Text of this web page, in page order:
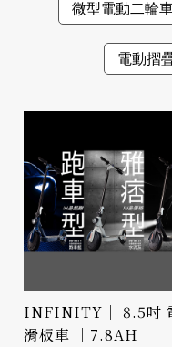
微型電動二輪
電動摺
INFINITY｜ 8.5吋
滑板車 ｜7.8AH